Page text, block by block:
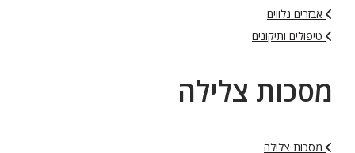
אבזרים נלווים
טיפולים ותיקונים
מסכות צלילה
מסכות צלילה